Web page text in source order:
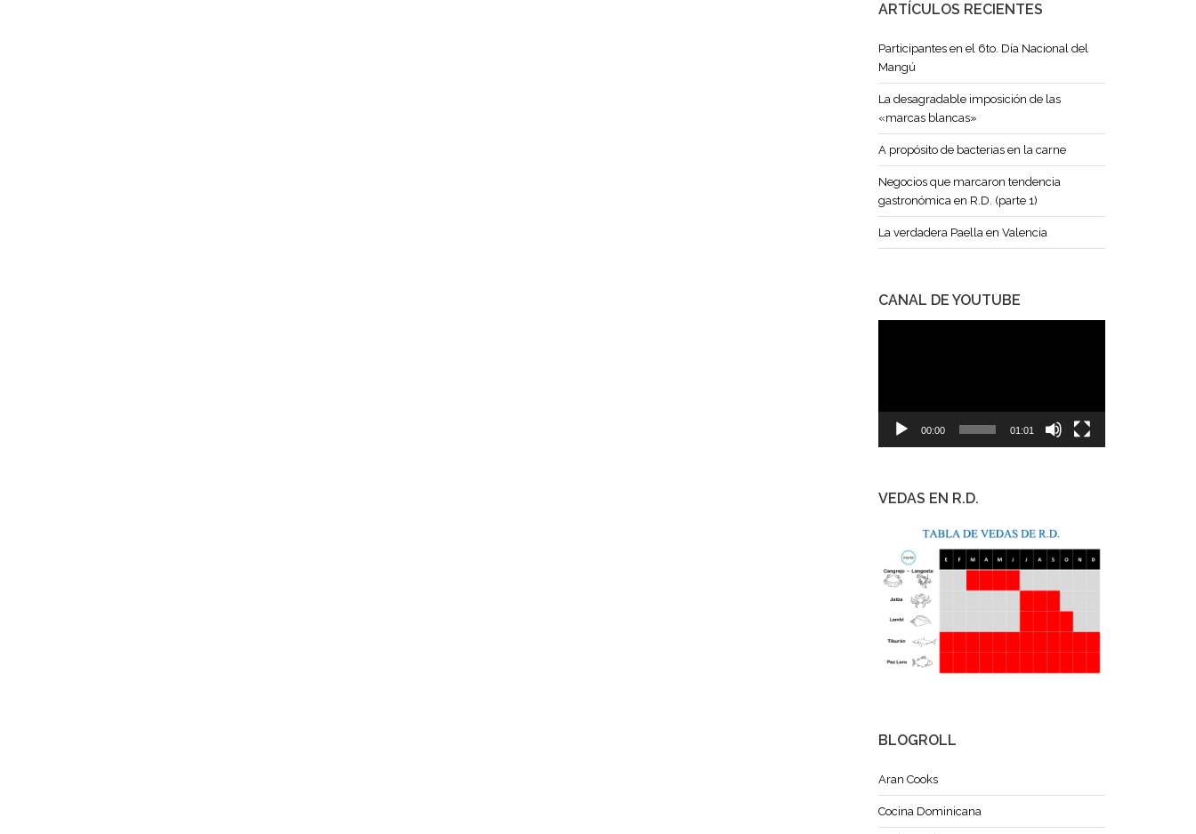
ARTÍCULOS RECIENTES
Participantes en el 6to. Día Nacional del
Mangú
La desagradable imposición de las
«marcas blancas»
A propósito de bacterias en la carne
Negocios que marcaron tendencia
gastronómica en R.D. (parte 1)
La verdadera Paella en Valencia
CANAL DE YOUTUBE
00:00 01:01
VEDAS EN R.D.
BLOGROLL
Aran Cooks
Cocina Dominicana